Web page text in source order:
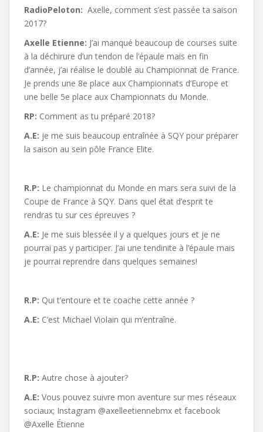
RadioPeloton: Axelle, comment s’est passée ta saison
2017?
Axelle Etienne: J’ai manqué beaucoup de courses suite
à la déchirure d’un tendon de l’épaule mais en fin
d’année, j’ai réalise le doublé au Championnat de France.
Je prends une 8e place aux Championnats d’Europe et
une belle 5e place aux Championnats du Monde.
RP: Comment as tu préparé 2018?
A.E: je me suis beaucoup entraînée à SQY pour préparer
la saison au sein pôle France Elite.
R.P: Le championnat du Monde en mars sera suivi de la
Coupe de France à SQY. Dans quel état d’esprit te
rendras tu sur ces épreuves ?
A.E: Je me suis blessée il y a quelques jours et je ne
pourrai pas y participer. J’ai une tendinite à l’épaule mais
je pourrai reprendre dans quelques semaines!
R.P: Qui t’entoure et te coache cette année ?
A.E: C’est Michael Violain qui m’entraîne.
R.P: Autre chose à ajouter?
A.E: Vous pouvez suivre mon aventure sur mes réseaux
sociaux; Instagram @axelleetiennebmx et facebook
@Axelle Étienne